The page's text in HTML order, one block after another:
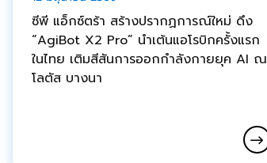
ซีพี แอ็กซ์ตร้า สร้างปรากฏการณ์ใหม่ ดึง
“AgiBot X2 Pro” นำเต้นแอโรบิกครั้งแรก
ในไทย เติมสีสันการออกกำลังกายยุค AI ณ
โลตัส บางนา